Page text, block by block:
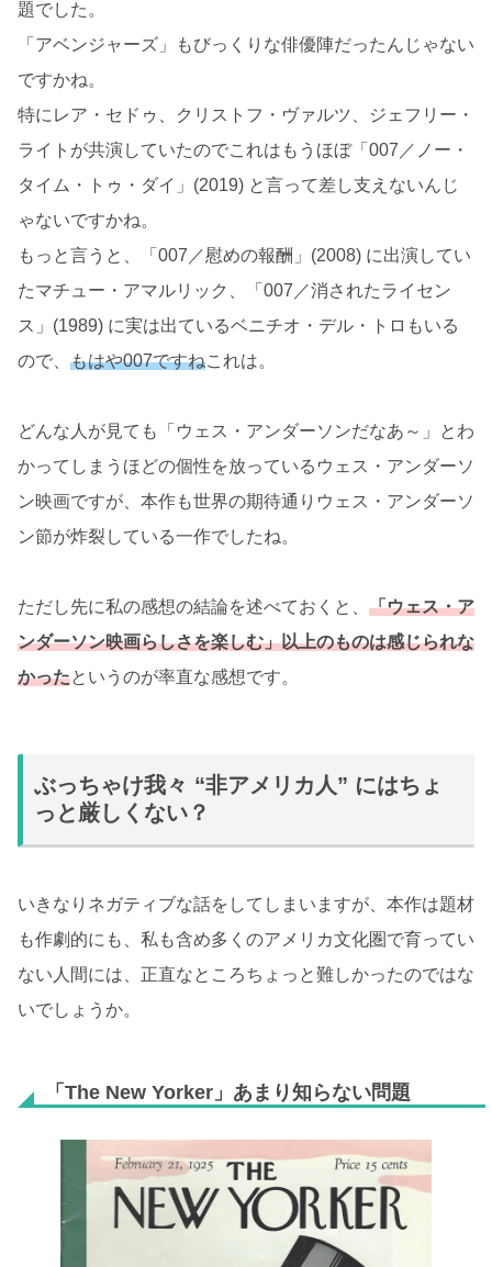
題でした。
「アベンジャーズ」もびっくりな俳優陣だったんじゃない
ですかね。
特にレア・セドゥ、クリストフ・ヴァルツ、ジェフリー・
ライトが共演していたのでこれはもうほぼ「007／ノー・
タイム・トゥ・ダイ」(2019) と言って差し支えないんじ
ゃないですかね。
もっと言うと、「007／慰めの報酬」(2008) に出演してい
たマチュー・アマルリック、「007／消されたライセン
ス」(1989) に実は出ているベニチオ・デル・トロもいる
ので、 もはや007ですねこれは。
どんな人が見ても「ウェス・アンダーソンだなあ～」とわ
かってしまうほどの個性を放っているウェス・アンダーソ
ン映画ですが、本作も世界の期待通りウェス・アンダーソ
ン節が炸裂している一作でしたね。
ただし先に私の感想の結論を述べておくと、 「ウェス・ア
ンダーソン映画らしさを楽しむ」以上のものは感じられな
かったというのが率直な感想です。
ぶっちゃけ我々 “非アメリカ人” にはちょ
っと厳しくない？
いきなりネガティブな話をしてしまいますが、本作は題材
も作劇的にも、私も含め多くのアメリカ文化圏で育ってい
ない人間には、正直なところちょっと難しかったのではな
いでしょうか。
「The New Yorker」あまり知らない問題